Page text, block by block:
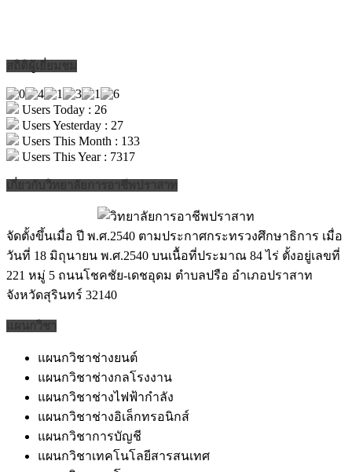
Users Today : 26
Users Yesterday : 27
Users This Month : 133
Users This Year : 7317
จัดตั้งขึ้นเมื่อ ปี พ.ศ.2540 ตามประกาศกระทรวงศึกษาธิการ เมื่อ
วันที่ 18 มิถุนายน พ.ศ.2540 บนเนื้อที่ประมาณ 84 ไร่ ตั้งอยู่เลขที่
221 หมู่ 5 ถนนโชคชัย-เดชอุดม ตำบลปรือ อำเภอปราสาท
จังหวัดสุรินทร์ 32140
แผนกวิชาช่างยนต์
แผนกวิชาช่างกลโรงงาน
แผนกวิชาช่างไฟฟ้ากำลัง
แผนกวิชาช่างอิเล็กทรอนิกส์
แผนกวิชาการบัญชี
แผนกวิชาเทคโนโลยีสารสนเทศ